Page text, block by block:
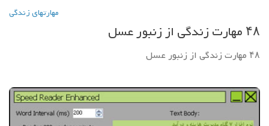
مهارتهاي زندگي
۴۸ مهارت زندگی از زنبور عسل
۴۸ مهارت زندگی از زنبور عسل